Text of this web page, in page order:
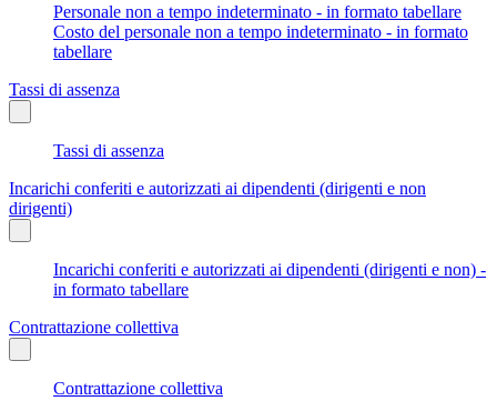
Personale non a tempo indeterminato - in formato tabellare
Costo del personale non a tempo indeterminato - in formato
tabellare
Tassi di assenza
Tassi di assenza
Incarichi conferiti e autorizzati ai dipendenti (dirigenti e non
dirigenti)
Incarichi conferiti e autorizzati ai dipendenti (dirigenti e non) -
in formato tabellare
Contrattazione collettiva
Contrattazione collettiva